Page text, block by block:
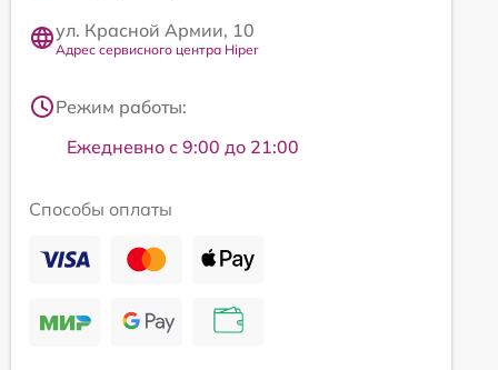
ул. Красной Армии, 10
Адрес сервисного центра Hiper
Режим работы:
Ежедневно с 9:00 до 21:00
Способы оплаты